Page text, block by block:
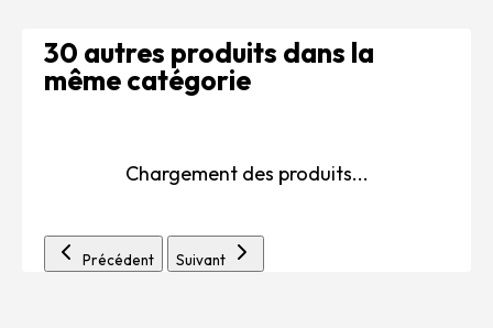
30 autres produits dans la
même catégorie
Chargement des produits...
Précédent Suivant